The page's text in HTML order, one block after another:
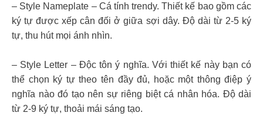
– Style Nameplate – Cá tính trendy. Thiết kế bao gồm các
ký tự được xếp cân đối ở giữa sợi dây. Độ dài từ 2-5 ký
tự, thu hút mọi ánh nhìn.
– Style Letter – Độc tôn ý nghĩa. Với thiết kế này bạn có
thể chọn ký tự theo tên đầy đủ, hoặc một thông điệp ý
nghĩa nào đó tạo nên sự riêng biệt cá nhân hóa. Độ dài
từ 2-9 ký tự, thoải mái sáng tạo.